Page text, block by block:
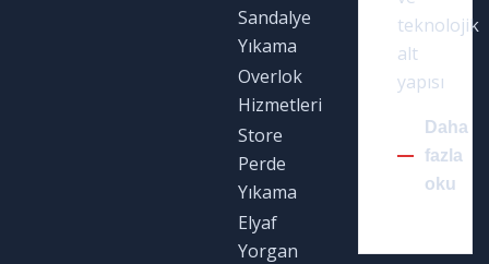
Sandalye
Yıkama
Overlok
Hizmetleri
Store
Perde
Yıkama
Elyaf
Yorgan
teknolojik
alt
yapısı
Daha
fazla
oku